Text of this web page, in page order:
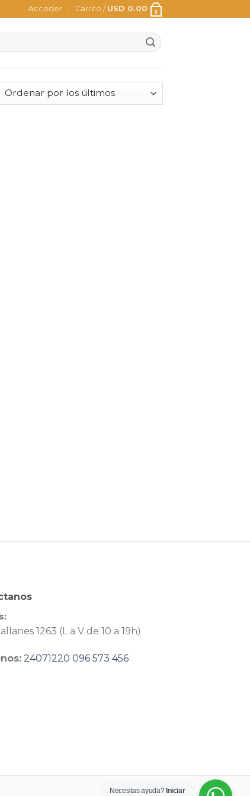
Acceder Carrito / USD 0.00 0
1263 (L a V de 10 a 19h)
24071220 096 573 456
Necesitas ayuda? Iniciar